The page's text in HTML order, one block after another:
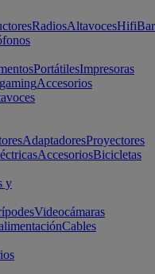
RadiosAltavocesHifi
PortátilesImpresoras
Accesorios
AdaptadoresProyectores
AccesoriosBicicletas
y
Videocámaras
Cables